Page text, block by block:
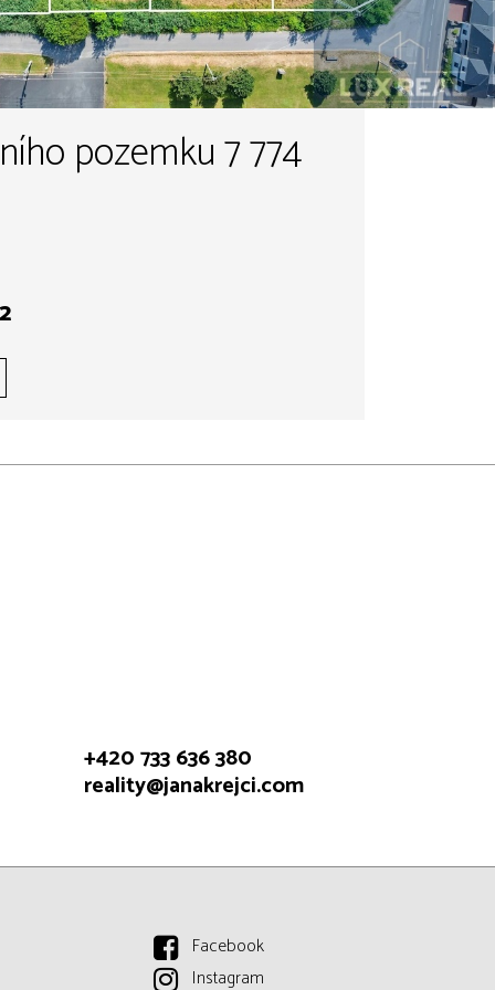
pozemku 7 774
+420 733 636 380
reality@janakrejci.com
Facebook
Instagram